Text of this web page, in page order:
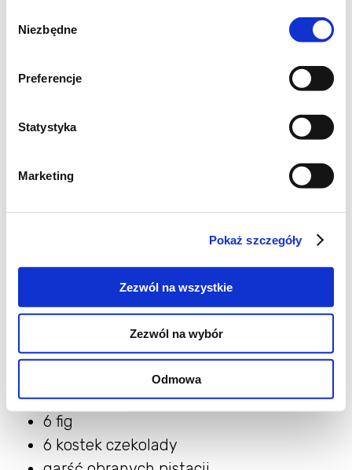
zgody
Niezbędne
Preferencje
Statystyka
Marketing
Pokaż szczegóły
Zezwól na wszystkie
Zezwól na wybór
Odmowa
Panna cotta z pieczonymi figami, gorzką
czekoladą i pistacjami/ 6 małych porcji lub 3
duże
500 ml śmietanki kremówki
500 ml mleka
150 g cukru
5 łyżeczek żelatyny
6 fig
6 kostek czekolady